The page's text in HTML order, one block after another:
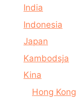
India
Indonesia
Japan
Kambodsja
Kina
Hong Kong